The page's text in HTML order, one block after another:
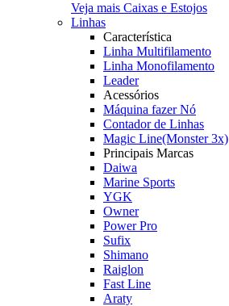
Veja mais Caixas e Estojos
Linhas
Característica
Linha Multifilamento
Linha Monofilamento
Leader
Acessórios
Máquina fazer Nó
Contador de Linhas
Magic Line(Monster 3x)
Principais Marcas
Daiwa
Marine Sports
YGK
Owner
Power Pro
Sufix
Shimano
Raiglon
Fast Line
Araty